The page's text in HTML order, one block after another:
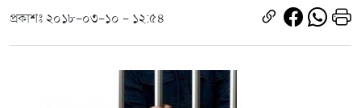
প্রকাশঃ ২০১৮-০৩-১০ - ১২:৫৪